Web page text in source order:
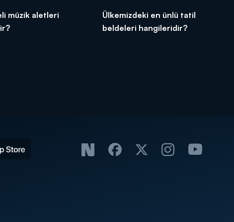
müzik aletleri
Ülkemizdeki en ünlü tatil
beldeleri hangileridir?